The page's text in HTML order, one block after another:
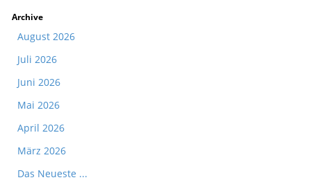
Archive
August 2026
Juli 2026
Juni 2026
Mai 2026
April 2026
März 2026
Das Neueste ...